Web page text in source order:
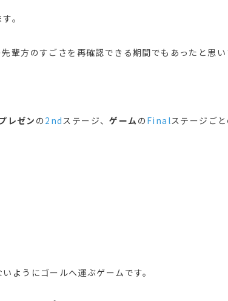
。
輩方のすごさを再確認できる期間でもあったと思い
レゼン の 2ndステージ、ゲームの Finalステージご
ようにゴールへ運ぶゲームです。